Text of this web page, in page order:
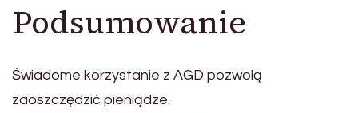
Podsumowanie
Świadome korzystanie z AGD pozwolą
zaoszczędzić pieniądze.